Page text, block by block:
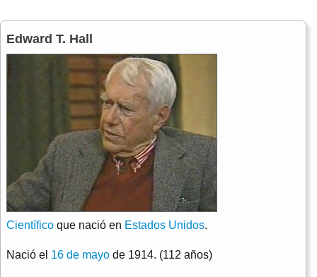
Edward T. Hall
Científico que nació en Estados Unidos.
Nació el 16 de mayo de 1914. (112 años)